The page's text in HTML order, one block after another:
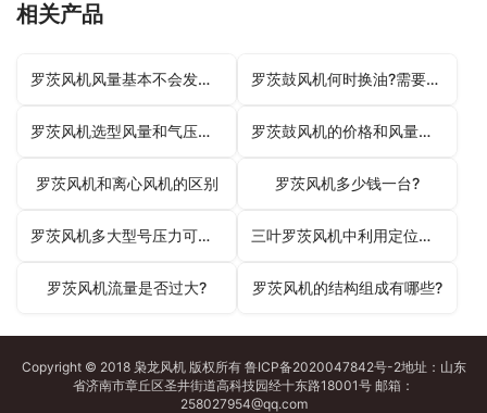
相关产品
罗茨风机风量基本不会发生变化 罗茨鼓风机何时换油?需要注意哪些方面?
罗茨风机选型风量和气压计算方式 罗茨鼓风机的价格和风量有什么联系吗?
罗茨风机和离心风机的区别 罗茨风机多少钱一台?
罗茨风机多大型号压力可以达到2公斤压力? 三叶罗茨风机中利用定位销来连接的两个零部件
罗茨风机流量是否过大? 罗茨风机的结构组成有哪些?
Copyright © 2018 枭龙风机版权所有 鲁ICP备2020047842号-2地址：山东
省济南市章丘区圣井街道高科技园经十东路18001号 邮箱：
258027954@qq.com